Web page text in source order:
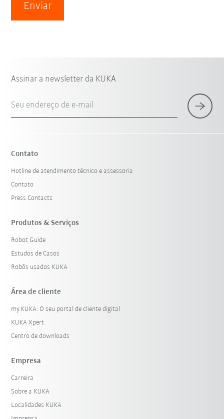
Enviar
Assinar a newsletter da KUKA
Seu endereço de e-mail
Contato
Hotline de atendimento técnico e assessoria
Contato
Press Contacts
Produtos & Serviços
Robot Guide
Estudos de Casos
Robôs usados KUKA
Área de cliente
my.KUKA: O seu portal de cliente digital
KUKA Xpert
Centro de downloads
Empresa
Carreira
Sobre a KUKA
Localidades KUKA